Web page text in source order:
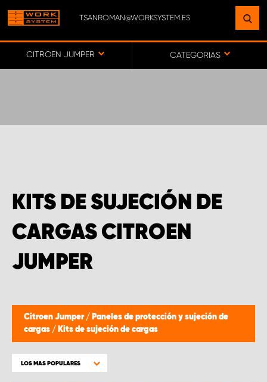
TSANROMAN@WORKSYSTEM.ES
CITROEN JUMPER CATEGORIAS
KITS DE SUJECIÓN DE
CARGAS CITROEN
JUMPER
Citroen Jumper / Paneles de protección y sujeción de
cargas / Kits de sujeción de cargas
LOS MAS POPULARES
ENCUENTRE UNA INSTALACIÓN
CERCA DE USTED